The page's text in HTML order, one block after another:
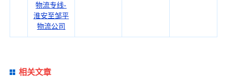
物流专线-
淮安至邹平
物流公司
相关文章